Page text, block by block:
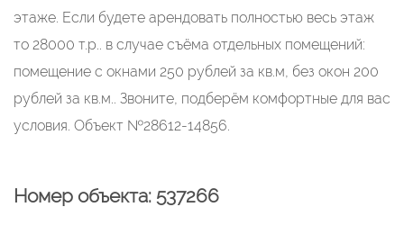
этаже. Если будете арендовать полностью весь этаж
то 28000 т.р.. в случае съёма отдельных помещений:
помещение с окнами 250 рублей за кв.м, без окон 200
рублей за кв.м.. Звоните, подберём комфортные для вас
условия. Объект №28612-14856.
Номер объекта: 537266